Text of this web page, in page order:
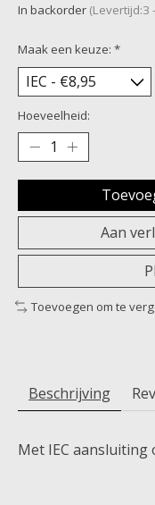
In backorder (Levertijd:3
Maak een keuze: *
Hoeveelheid:
Aan
Toevoegen om te
Beschrijving
Met IEC